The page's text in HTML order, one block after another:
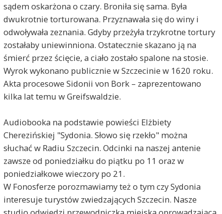
sądem oskarżona o czary. Broniła się sama. Była
dwukrotnie torturowana. Przyznawała się do winy i
odwoływała zeznania. Gdyby przeżyła trzykrotne tortury
zostałaby uniewinniona. Ostatecznie skazano ją na
śmierć przez ścięcie, a ciało zostało spalone na stosie.
Wyrok wykonano publicznie w Szczecinie w 1620 roku.
Akta procesowe Sidonii von Bork – zaprezentowano
kilka lat temu w Greifswaldzie.
Audiobooka na podstawie powieści Elżbiety
Cherezińskiej "Sydonia. Słowo się rzekło" można
słuchać w Radiu Szczecin. Odcinki na naszej antenie
zawsze od poniedziałku do piątku po 11 oraz w
poniedziałkowe wieczory po 21.
W Fonosferze porozmawiamy też o tym czy Sydonia
interesuje turystów zwiedzających Szczecin. Nasze